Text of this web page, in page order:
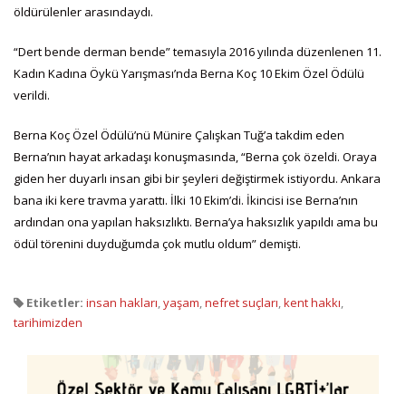
öldürülenler arasındaydı.
“Dert bende derman bende” temasıyla 2016 yılında düzenlenen 11.
Kadın Kadına Öykü Yarışması’nda Berna Koç 10 Ekim Özel Ödülü
verildi.
Berna Koç Özel Ödülü’nü Münire Çalışkan Tuğ’a takdim eden
Berna’nın hayat arkadaşı konuşmasında, “Berna çok özeldi. Oraya
giden her duyarlı insan gibi bir şeyleri değiştirmek istiyordu. Ankara
bana iki kere travma yarattı. İlki 10 Ekim’di. İkincisi ise Berna’nın
ardından ona yapılan haksızlıktı. Berna’ya haksızlık yapıldı ama bu
ödül törenini duyduğumda çok mutlu oldum” demişti.
Etiketler: insan hakları,yaşam,nefret suçları,kent hakkı,
tarihimizden